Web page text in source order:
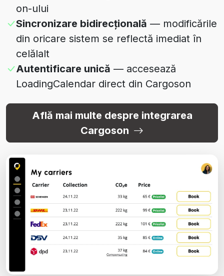
on-ului
Sincronizare bidirecțională — modificările
din oricare sistem se reflectă imediat în
celălalt
Autentificare unică — accesează
LoadingCalendar direct din Cargoson
Află mai multe despre integrarea
Cargoson